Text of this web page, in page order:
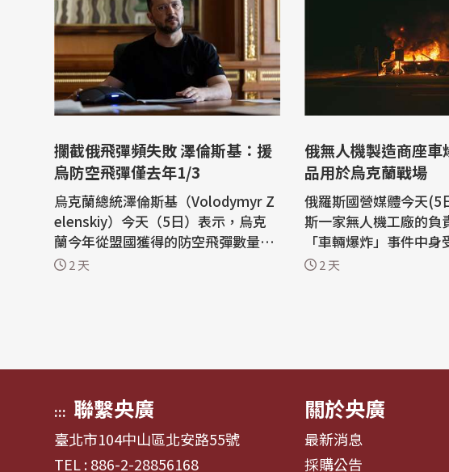
攔截俄飛彈頻失敗 澤倫斯基：援
烏防空飛彈僅去年1/3
烏克蘭總統澤倫斯基（Volodymyr Z
elenskiy）今天（5日）表示，烏克
蘭今年從盟國獲得的防空飛彈數量，
只有去年的三分之一。基輔正積極尋
2 天
俄無人機製造商座車
品用於烏克蘭戰場
俄羅斯國營媒體今天(5
斯一家無人機工廠的負
「車輛爆炸」事件中
乎是數日內第二起針對
2 天
::: 聯繫央廣
臺北市104中山區北安路55號
TEL : 886-2-28856168
關於央廣
最新消息
採購公告